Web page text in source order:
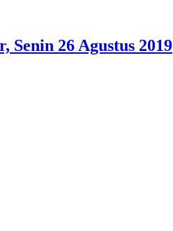
26 Agustus 2019